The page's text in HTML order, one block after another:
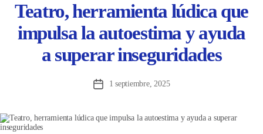
Teatro, herramienta lúdica que
impulsa la autoestima y ayuda
a superar inseguridades
Fecha
entrada
1 septiembre, 2025